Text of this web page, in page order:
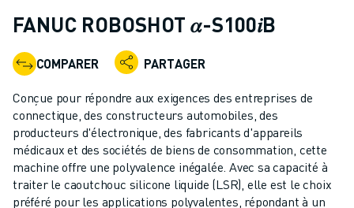
ROBOTS COLLABORATIFS
GAMME DE ROBOTS
CONTRÔLEURS DE ROBOTS
ACCESSOIRES POUR ROBOTS
LOGICIEL ROBOT
LOGICIEL DE SIMULATION
PRODUITS DE ROBOTIQUE ÉDUCATIVE
AUTOMATISATION DES ROBOTS
ROBOTS DE SOUDAGE À L'ARC
FANUC ROBOSHOT 𝛼-S100𝑖B
COMPARER PARTAGER
Conçue pour répondre aux exigences des entreprises de
connectique, des constructeurs automobiles, des
producteurs d'électronique, des fabricants d'appareils
médicaux et des sociétés de biens de consommation, cette
machine offre une polyvalence inégalée. Avec sa capacité à
traiter le caoutchouc silicone liquide (LSR), elle est le choix
préféré pour les applications polyvalentes, répondant à un